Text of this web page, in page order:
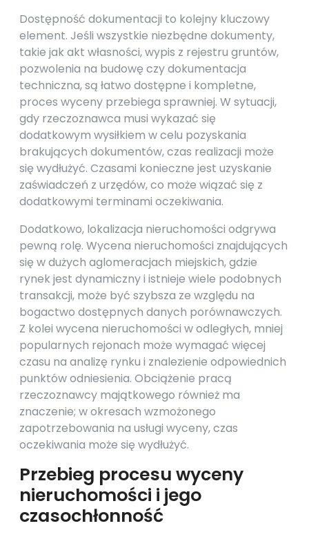
Dostępność dokumentacji to kolejny kluczowy
element. Jeśli wszystkie niezbędne dokumenty,
takie jak akt własności, wypis z rejestru gruntów,
pozwolenia na budowę czy dokumentacja
techniczna, są łatwo dostępne i kompletne,
proces wyceny przebiega sprawniej. W sytuacji,
gdy rzeczoznawca musi wykazać się
dodatkowym wysiłkiem w celu pozyskania
brakujących dokumentów, czas realizacji może
się wydłużyć. Czasami konieczne jest uzyskanie
zaświadczeń z urzędów, co może wiązać się z
dodatkowymi terminami oczekiwania.
Dodatkowo, lokalizacja nieruchomości odgrywa
pewną rolę. Wycena nieruchomości znajdujących
się w dużych aglomeracjach miejskich, gdzie
rynek jest dynamiczny i istnieje wiele podobnych
transakcji, może być szybsza ze względu na
bogactwo dostępnych danych porównawczych.
Z kolei wycena nieruchomości w odległych, mniej
popularnych rejonach może wymagać więcej
czasu na analizę rynku i znalezienie odpowiednich
punktów odniesienia. Obciążenie pracą
rzeczoznawcy majątkowego również ma
znaczenie; w okresach wzmożonego
zapotrzebowania na usługi wyceny, czas
oczekiwania może się wydłużyć.
Przebieg procesu wyceny
nieruchomości i jego
czasochłonność